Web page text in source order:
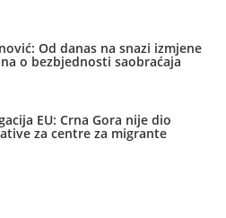
Od danas na snazi izmjene
o bezbjednosti saobraćaja
EU: Crna Gora nije dio
za centre za migrante